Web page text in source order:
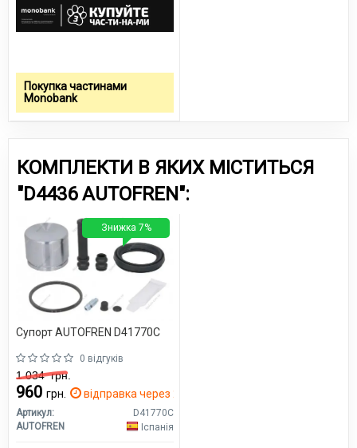
Покупка частинами
Monobank
КОМПЛЕКТИ В ЯКИХ МІСТИТЬСЯ
"D4436 AUTOFREN":
Супорт AUTOFREN D41770C
0 відгуків
1 034грн.
960 грн. відправка через 2 дн.
Артикул:
D41770C
AUTOFREN
Іспанія
Знижка 7%